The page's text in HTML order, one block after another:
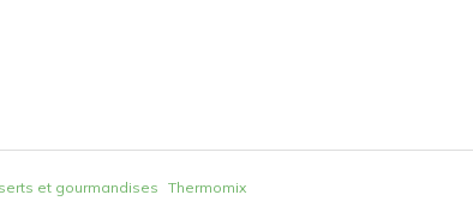
et gourmandises Thermomix